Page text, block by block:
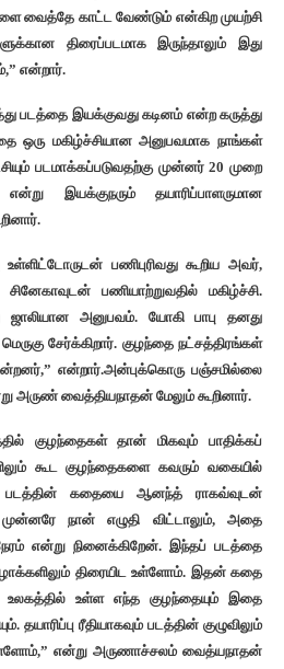
வைத்தே காட்ட வேண்டும் என்கிற முயற்சி
திரைப்படமாக இருந்தாலும் இது
என்றார்.
படத்தை இயக்குவது கடினம் என்ற கருத்து
ஒரு மகிழ்ச்சியான அனுபவமாக நாங்கள்
படமாக்கப்படுவதற்கு முன்னர் 20 முறை
என்று இயக்குநரும் தயாரிப்பாளருமான
பணிபுரிவது கூறிய அவர்,
பணியாற்றுவதில் மகிழ்ச்சி.
ஜாலியான அனுபவம். யோகி பாபு தனது
சேர்க்கிறார். குழந்தை நட்சத்திரங்கள்
என்றார்.அன்புக்கொரு பஞ்சமில்லை
அருண் வைத்தியநாதன் மேலும் கூறினார்.
குழந்தைகள் தான் மிகவும் பாதிக்கப்
கூட குழந்தைகளை கவரும் வகையில்
கதையை ஆனந்த் ராகவ்வுடன்
நான் எழுதி விட்டாலும், அதை
என்று நினைக்கிறேன். இந்தப் படத்தை
திரையிட உள்ளோம். இதன் கதை
உலகத்தில் உள்ள எந்த குழந்தையும் இதை
தயாரிப்பு ரீதியாகவும் படத்தின் குழுவிலும்
உள்ளோம்,” என்று அருணாச்சலம் வைத்யநாதன்